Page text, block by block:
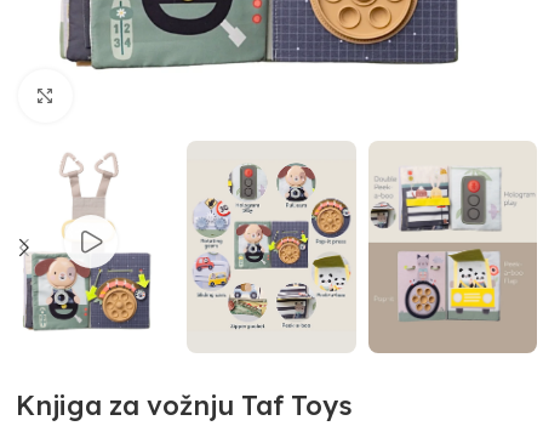
Knjiga za vožnju Taf Toys